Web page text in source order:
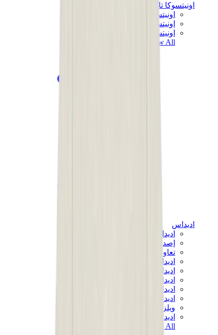
اونيتسوكا تايغر
اونيتسوكا تايغر مكسيكو 66 سابو
اونيتسوكا تايغر مكسيكو 66
اونيتسوكا تايغر توكوتن
View All
اديداس
اديداس الأكثر مبيعاً
إصدارات اديداس الجديدة
تعاونات اديداس
اديداس كامبوس
اديداس سامبا
اديداس سبيزيال
اديداس غزال
اديداس فوروم لو
ويلز بونر
اديداس اوريجينالز
View All